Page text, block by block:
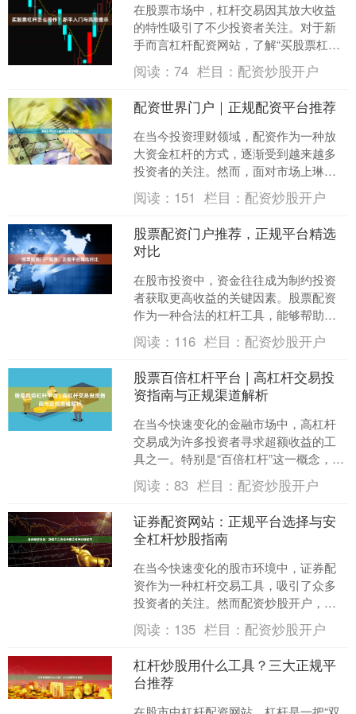
在股票市场中，杠杆交易因其放大收益
的特性吸引了不少投资者关注。对于新
手而言杠杆配资网站，了解“买股票杠杆
怎么操作”是进入这一领域的第一步。本
文将系统介绍杠杆交易....
阅读：74 栏目： 配资炒股开户
配资世界门户｜正规配资平台推荐
在当今投资理财领域，配资作为一种放
大资金杠杆的方式，逐渐受到越来越多
投资者的关注。然而，面对市场上琳琅
满目的配资平台，如何选择一家正规、
安全、可靠的平台，成为许....
阅读： 151 栏目： 配资炒股开户
股票配资门户推荐，正规平台精选
对比
在股市投资中，资金往往成为制约投资
者获取更高收益的关键因素。股票配资
作为一种合法的杠杆工具，能够帮助投
资者放大资金规模，提升收益潜力。然
而，面对市场上众多的配资....
阅读： 116 栏目： 配资炒股开户
股票百倍杠杆平台 | 高杠杆交易投
资指南与正规渠道解析
在当今快速变化的金融市场中，高杠杆
交易成为许多投资者寻求超额收益的工
具之一。特别是“百倍杠杆”这一概念，吸
引了大量渴望快速放大收益的交易者。
然而，高杠杆交易既可....
阅读：83 栏目： 配资炒股开户
证券配资网站：正规平台选择与安
全杠杆炒股指南
在当今快速变化的股市环境中，证券配
资作为一种杠杆交易工具，吸引了众多
投资者的关注。然而配资炒股开户，面
对市场上琳琅满目的配资平台，如何选
择正规、安全的平台并合理....
阅读： 135 栏目： 配资炒股开户
杠杆炒股用什么工具？三大正规平
台推荐